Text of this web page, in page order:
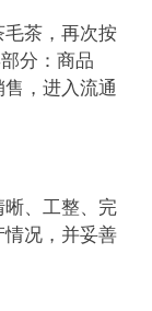
茶，再次按
分：商品
，进入流通
、工整、完
况，并妥善